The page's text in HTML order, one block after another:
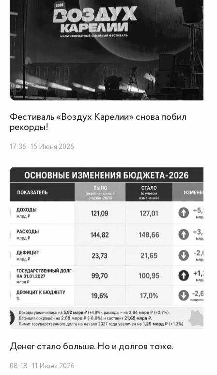
Фестиваль «Воздух Карелии» снова побил
рекорды!
17:36 · 15 Июня 2026
Денег стало больше. Но и долгов тоже.
08:18 · 11 Июня 2026